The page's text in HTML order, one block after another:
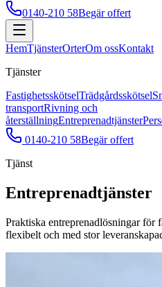
0140-210 58Begär offert
HemTjänsterOrterOm ossKontakt
Tjänster
FastighetsskötselTrädgårdsskötsel
transportRivning och
återställningEntreprenadtjänster
0140-210 58Begär offert
Tjänst
Entreprenadtjänster
Praktiska entreprenadlösningar
flexibelt och med stor